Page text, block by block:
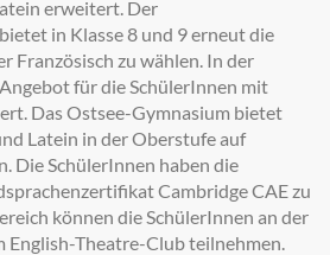
erweitert. Der
in Klasse 8 und 9 erneut die
Französisch zu wählen. In der
für die SchülerInnen mit
Das Ostsee-Gymnasium bietet
Latein in der Oberstufe auf
Die SchülerInnen haben die
Cambridge CAE zu
können die SchülerInnen an der
English-Theatre-Club teilnehmen.